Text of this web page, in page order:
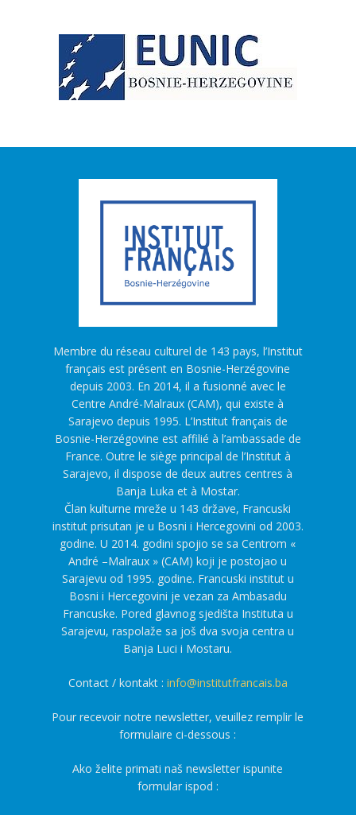
Membre du réseau culturel de 143 pays, l’Institut
français est présent en Bosnie-Herzégovine
depuis 2003. En 2014, il a fusionné avec le
Centre André-Malraux (CAM), qui existe à
Sarajevo depuis 1995. L’Institut français de
Bosnie-Herzégovine est affilié à l’ambassade de
France. Outre le siège principal de l’Institut à
Sarajevo, il dispose de deux autres centres à
Banja Luka et à Mostar.
Član kulturne mreže u 143 države, Francuski
institut prisutan je u Bosni i Hercegovini od 2003.
godine. U 2014. godini spojio se sa Centrom «
André –Malraux » (CAM) koji je postojao u
Sarajevu od 1995. godine. Francuski institut u
Bosni i Hercegovini je vezan za Ambasadu
Francuske. Pored glavnog sjedišta Instituta u
Sarajevu, raspolaže sa još dva svoja centra u
Banja Luci i Mostaru.
Contact / kontakt : info@institutfrancais.ba
Pour recevoir notre newsletter, veuillez remplir le
formulaire ci-dessous :
Ako želite primati naš newsletter ispunite
formular ispod :